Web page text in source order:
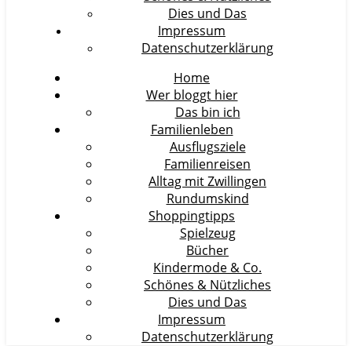
Dies und Das
Impressum
Datenschutzerklärung
Home
Wer bloggt hier
Das bin ich
Familienleben
Ausflugsziele
Familienreisen
Alltag mit Zwillingen
Rundumskind
Shoppingtipps
Spielzeug
Bücher
Kindermode & Co.
Schönes & Nützliches
Dies und Das
Impressum
Datenschutzerklärung